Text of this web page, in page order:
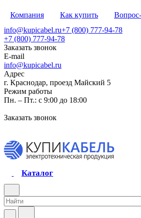
Компания Как купить
info@kupicabel.ru+7 (800) 777-94-78
+7 (800) 777-94-78
Заказать звонок
E-mail
info@kupicabel.ru
Адрес
г. Краснодар, проезд Майский 5
Режим работы
Пн. – Пт.: с 9:00 до 18:00
Заказать звонок
Каталог